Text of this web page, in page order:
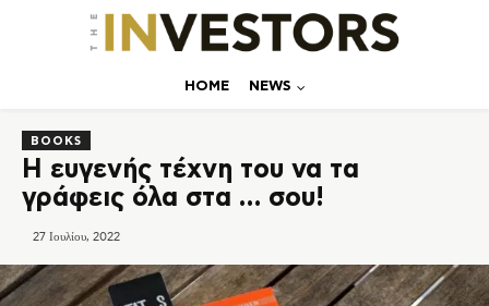
ΗΟΜΕ NEWS
BOOKS
Η ευγενής τέχνη του να τα
γράφεις όλα στα … σου!
27 Ιουλίου, 2022